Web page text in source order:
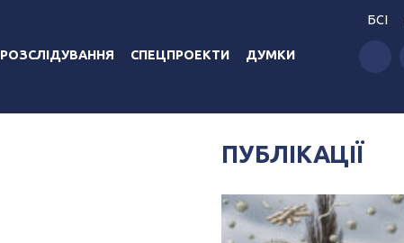
РОЗСЛІДУВАННЯ СПЕЦПРОЕКТИ ДУМКИ
БСІ
ПУБЛІКАЦІЇ